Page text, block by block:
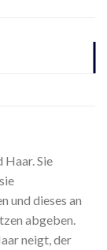
Haar. Sie
und dieses an
abgeben.
neigt, der